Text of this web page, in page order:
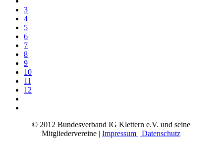
3
4
5
6
7
8
9
10
11
12
© 2012 Bundesverband IG Klettern e.V. und seine
Mitgliedervereine | Impressum | Datenschutz